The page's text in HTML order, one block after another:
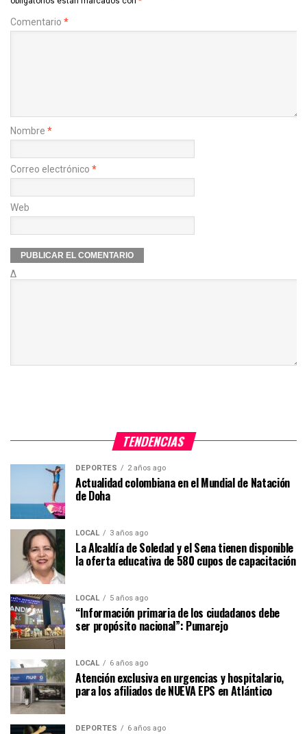
Comentario *
Nombre *
Correo electrónico *
Web
Δ
TENDENCIAS
DEPORTES 2 años ago
Actualidad colombiana en el Mundial de Natación
de Doha
LOCAL 3 años ago
La Alcaldía de Soledad y el Sena tienen disponible
la oferta educativa de 580 cupos de capacitación
LOCAL 5 años ago
“Información primaria de los ciudadanos debe
ser propósito nacional”: Pumarejo
LOCAL 6 años ago
Atención exclusiva en urgencias y hospitalario,
para los afiliados de NUEVA EPS en Atlántico
DEPORTES 6 años ago